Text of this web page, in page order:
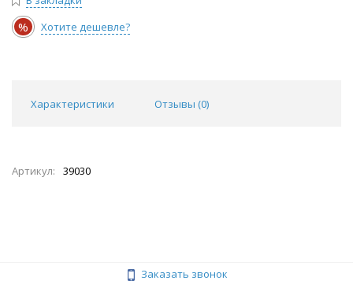
% Хотите дешевле?
Характеристики Отзывы (0)
Артикул: 39030
Заказать звонок